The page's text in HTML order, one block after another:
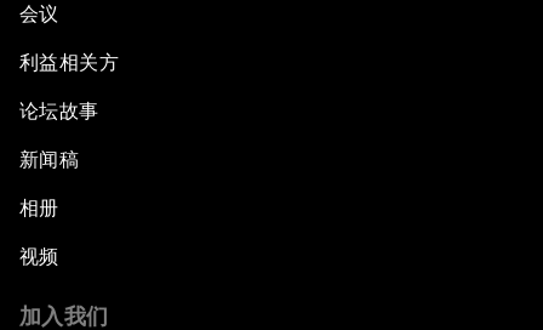
会议
利益相关方
论坛故事
新闻稿
相册
视频
加入我们